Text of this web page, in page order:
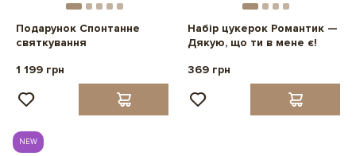
Подарунок Спонтанне
святкування
1 199 грн
Набір цукерок Романтик —
Дякую, що ти в мене є!
369 грн
NEW